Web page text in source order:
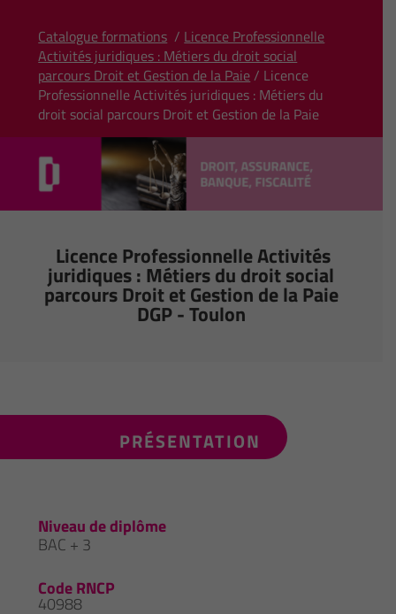
Catalogue formations / Licence Professionnelle
Activités juridiques : Métiers du droit social
parcours Droit et Gestion de la Paie/ Licence
Professionnelle Activités juridiques : Métiers du
droit social parcours Droit et Gestion de la Paie
Licence Professionnelle Activités
juridiques : Métiers du droit social
parcours Droit et Gestion de la Paie
DGP - Toulon
PRÉSENTATION
Niveau de diplôme
BAC + 3
Code RNCP
40988